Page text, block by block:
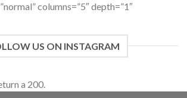
columns=”5″ depth=”1″
US ON INSTAGRAM
a 200.